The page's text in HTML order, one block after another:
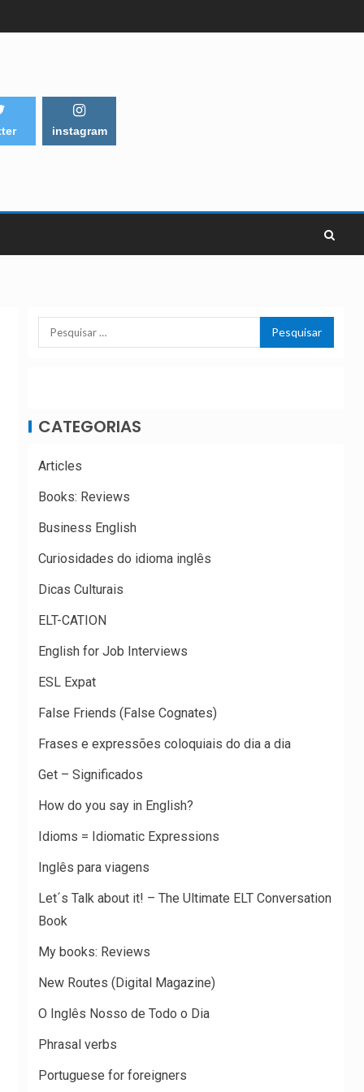
instagram
CATEGORIAS
Articles
Books: Reviews
Business English
Curiosidades do idioma inglês
Dicas Culturais
ELT-CATION
English for Job Interviews
ESL Expat
False Friends (False Cognates)
Frases e expressões coloquiais do dia a dia
Get – Significados
How do you say in English?
Idioms = Idiomatic Expressions
Inglês para viagens
Let´s Talk about it! – The Ultimate ELT Conversation
Book
My books: Reviews
New Routes (Digital Magazine)
O Inglês Nosso de Todo o Dia
Phrasal verbs
Portuguese for foreigners